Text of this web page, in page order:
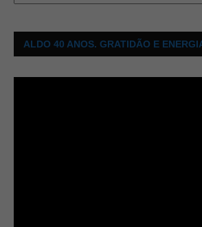
ALDO 40 ANOS. GRATIDÃO E